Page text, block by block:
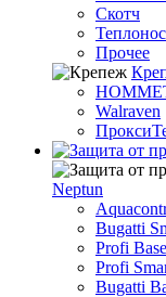
Скотч
Прочее
Walraven
Neptun
Bugatti
Profi Base
Profi
Bugatti